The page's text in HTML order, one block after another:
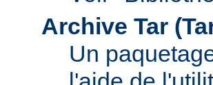
Archive Tar
Un